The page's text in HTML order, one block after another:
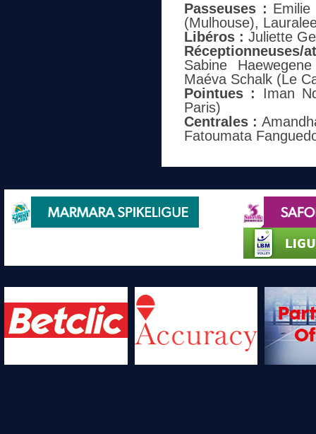
Passeuses : Emilie
(Mulhouse),
Libéros : Juliette
Réceptionneuses/
Sabine
Maéva Schalk (Le
Pointues :
Iman
Paris)
Centrales :
Fatoumata